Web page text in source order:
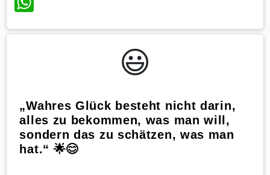
😃️
„Wahres Glück besteht nicht darin,
alles zu bekommen, was man will,
sondern das zu schätzen, was man
hat.“ 🌟😊